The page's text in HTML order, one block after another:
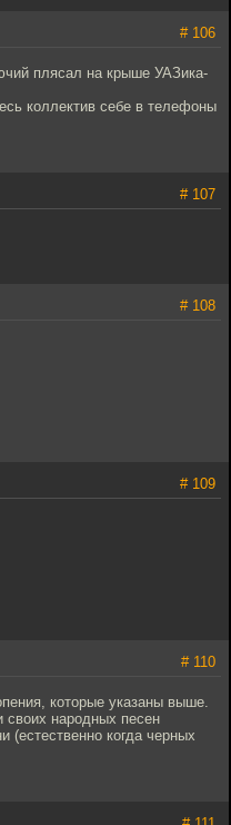
# 106
плясал на крыше УАЗика-
коллектив себе в телефоны
# 107
# 108
# 109
# 110
которые указаны выше.
своих народных песен
(естественно когда черных